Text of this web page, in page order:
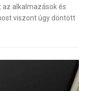
az alkalmazások és
viszont úgy döntött